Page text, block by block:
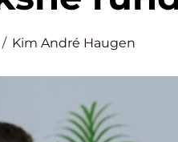
Kim André Haugen